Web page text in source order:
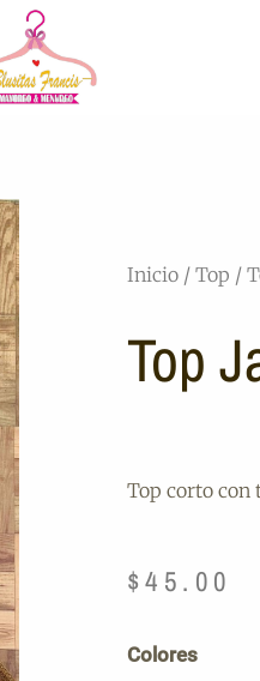
Inicio / Top /
Top
Top corto con
$45.00
Colores
Top